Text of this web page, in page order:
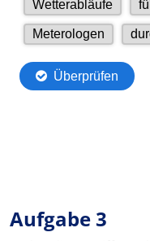
Aufgabe 3